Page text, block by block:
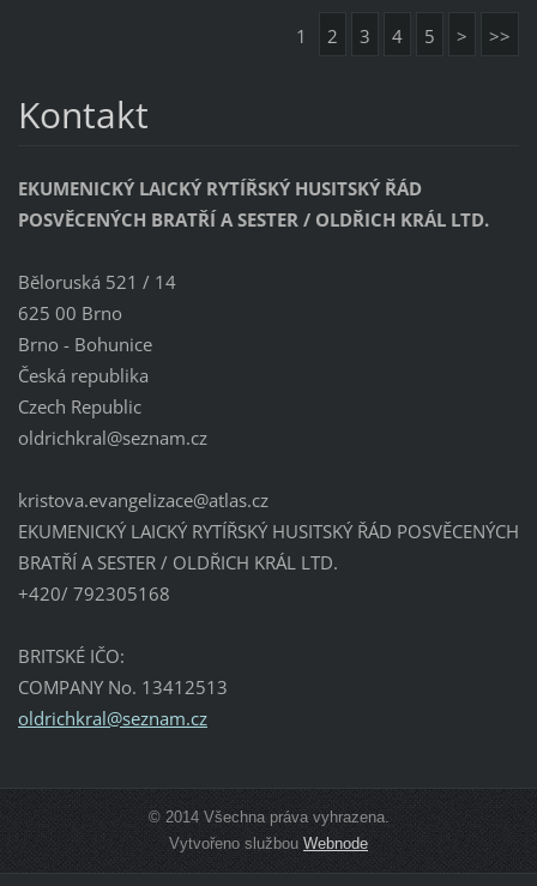
1 2 3 4 5 > >>
Kontakt
EKUMENICKÝ LAICKÝ RYTÍŘSKÝ HUSITSKÝ ŘÁD
POSVĚCENÝCH BRATŘÍ A SESTER / OLDŘICH KRÁL LTD.
Běloruská 521 / 14
625 00 Brno
Brno - Bohunice
Česká republika
Czech Republic
oldrichkral@seznam.cz
kristova.evangelizace@atlas.cz
EKUMENICKÝ LAICKÝ RYTÍŘSKÝ HUSITSKÝ ŘÁD POSVĚCENÝCH
BRATŘÍ A SESTER / OLDŘICH KRÁL LTD.
+420/ 792305168
BRITSKÉ IČO:
COMPANY No. 13412513
oldrichkral@seznam.cz
© 2014 Všechna práva vyhrazena.
Vytvořeno službou Webnode